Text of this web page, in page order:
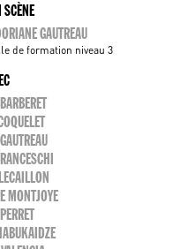
GAUTREAU
de formation niveau 3
MONTJOYE